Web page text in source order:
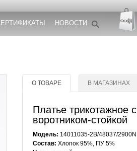
НОВОСТИ
О ТОВАРЕ В МАГАЗИНАХ
Платье трикотажное с
воротником-стойкой
Модель: 14011035-2B/48037/2900N
Состав: Хлопок 95%, ПУ 5%